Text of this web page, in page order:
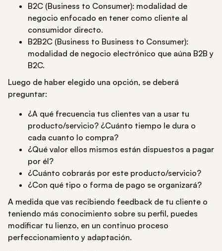
B2C (Business to Consumer): modalidad de
negocio enfocado en tener como cliente al
consumidor directo.
B2B2C (Business to Business to Consumer):
modalidad de negocio electrónico que aúna B2B y
B2C.
Luego de haber elegido una opción, se deberá
preguntar:
¿A qué frecuencia tus clientes van a usar tu
producto/servicio? ¿Cuánto tiempo le dura o
cada cuanto lo compra?
¿Qué valor ellos mismos están dispuestos a pagar
por él?
¿Cuánto cobrarás por este producto/servicio?
¿Con qué tipo o forma de pago se organizará?
A medida que vas recibiendo feedback de tu cliente o
teniendo más conocimiento sobre su perfil, puedes
modificar tu lienzo, en un continuo proceso
perfeccionamiento y adaptación.